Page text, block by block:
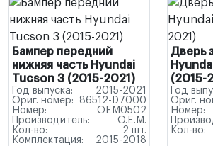
Бампер передний
нижняя часть Hyundai
Tucson 3 (2015-2021)
Год выпуска:
2015-2021
Ориг. номер:
86512-D7000
Номер:
OEM0502
Производитель:
O.E.M.
Кол-во:
2 шт.
Комплектация:
2015-2018
Дверь
(2015-
Год
Ориг.
Номер:
Кол-во: